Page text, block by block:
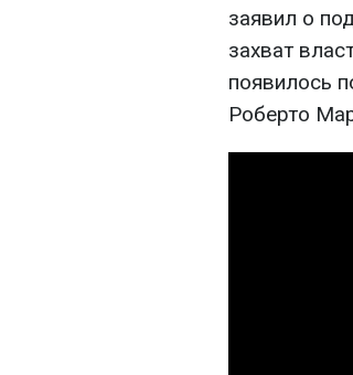
заявил о
захват
появилось
Роберто